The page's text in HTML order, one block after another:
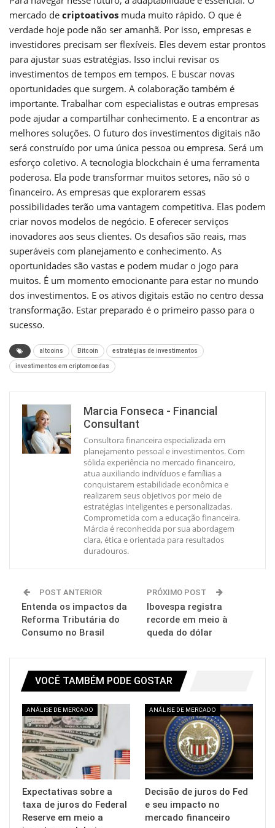
mercado de criptoativos muda muito rápido. O que é
verdade hoje pode não ser amanhã. Por isso, empresas e
investidores precisam ser flexíveis. Eles devem estar prontos
para ajustar suas estratégias. Isso inclui revisar os
investimentos de tempos em tempos. E buscar novas
oportunidades que surgem. A colaboração também é
importante. Trabalhar com especialistas e outras empresas
pode ajudar a compartilhar conhecimento. E a encontrar as
melhores soluções. O futuro dos investimentos digitais não
será construído por uma única pessoa ou empresa. Será um
esforço coletivo. A tecnologia blockchain é uma ferramenta
poderosa. Ela pode transformar muitos setores, não só o
financeiro. As empresas que explorarem essas
possibilidades terão uma vantagem competitiva. Elas podem
criar novos modelos de negócio. E oferecer serviços
inovadores aos seus clientes. Os desafios são reais, mas
superáveis com planejamento e conhecimento. As
oportunidades são vastas e podem mudar o jogo para
muitos. É um momento emocionante para estar no mundo
dos investimentos. E os ativos digitais estão no centro dessa
transformação. Estar preparado é o primeiro passo para o
sucesso.
altcoins Bitcoin estratégias de investimentos
investimentos em criptomoedas
Marcia Fonseca - Financial
Consultant
Consultora financeira especializada em
planejamento pessoal e investimentos. Com
sólida experiência no mercado financeiro,
atua auxiliando indivíduos e famílias a
conquistarem estabilidade econômica e
realizarem seus objetivos por meio de
estratégias inteligentes e personalizadas.
Comprometida com a educação financeira,
Márcia é reconhecida por sua abordagem
clara, ética e orientada para resultados
duradouros.
POST ANTERIOR
Entenda os impactos da
Reforma Tributária do
Consumo no Brasil
PRÓXIMO POST
Ibovespa registra
recorde em meio à
queda do dólar
VOCÊ TAMBÉM PODE GOSTAR
ANÁLISE DE MERCADO
Expectativas sobre a
taxa de juros do Federal
Reserve em meio a
ANÁLISE DE MERCADO
Decisão de juros do Fed
e seu impacto no
mercado financeiro